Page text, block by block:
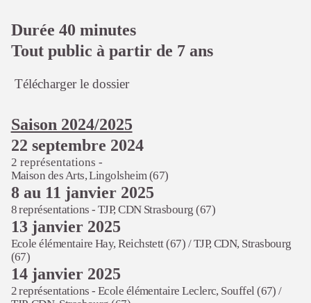
Durée 40 minutes
Tout public à partir de 7 ans
Télécharger le dossier
Saison 2024/2025
22 septembre 2024
2 représentations -
Maison des Arts, Lingolsheim (67)
8 au 11 janvier 2025
8 représentations - TJP, CDN Strasbourg (67)
13 janvier 2025
Ecole élémentaire Hay, Reichstett (67) /TJP, CDN, Strasbourg
(67)
14 janvier 2025
2 représentations - Ecole élémentaire Leclerc, Souffel (67) /